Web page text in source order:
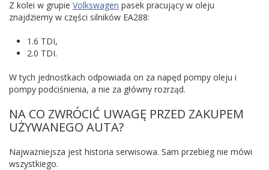
Z kolei w grupie Volkswagen pasek pracujący w oleju
znajdziemy w części silników EA288:
1.6 TDI,
2.0 TDI.
W tych jednostkach odpowiada on za napęd pompy oleju i
pompy podciśnienia, a nie za główny rozrząd.
NA CO ZWRÓCIĆ UWAGĘ PRZED ZAKUPEM
UŻYWANEGO AUTA?
Najważniejsza jest historia serwisowa. Sam przebieg nie mówi
wszystkiego.